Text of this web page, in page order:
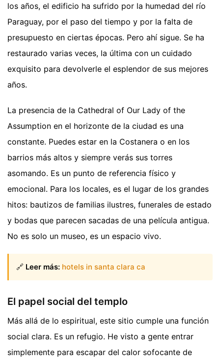
los años, el edificio ha sufrido por la humedad del río
Paraguay, por el paso del tiempo y por la falta de
presupuesto en ciertas épocas. Pero ahí sigue. Se ha
restaurado varias veces, la última con un cuidado
exquisito para devolverle el esplendor de sus mejores
años.
La presencia de la Cathedral of Our Lady of the
Assumption en el horizonte de la ciudad es una
constante. Puedes estar en la Costanera o en los
barrios más altos y siempre verás sus torres
asomando. Es un punto de referencia físico y
emocional. Para los locales, es el lugar de los grandes
hitos: bautizos de familias ilustres, funerales de estado
y bodas que parecen sacadas de una película antigua.
No es solo un museo, es un espacio vivo.
🔗 Leer más: hotels in santa clara ca
El papel social del templo
Más allá de lo espiritual, este sitio cumple una función
social clara. Es un refugio. He visto a gente entrar
simplemente para escapar del calor sofocante de